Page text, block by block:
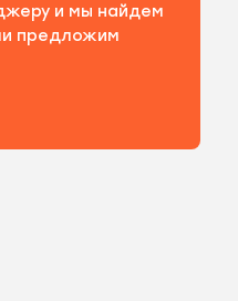
и мы найдем
предложим